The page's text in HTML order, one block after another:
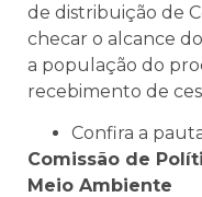
de distribuição de
checar o alcance
a população do
recebimento de
Confira a
Comissão de
Meio Ambiente